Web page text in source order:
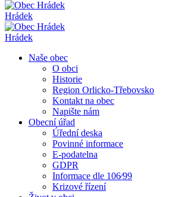
Hrádek
Hrádek
Naše obec
O obci
Historie
Region Orlicko-Třebovsko
Kontakt na obec
Napište nám
Obecní úřad
Úřední deska
Povinné informace
E-podatelna
GDPR
Informace dle 106⁄99
Krizové řízení